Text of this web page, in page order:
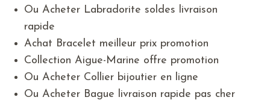
Ou Acheter Labradorite soldes livraison
rapide
Achat Bracelet meilleur prix promotion
Collection Aigue-Marine offre promotion
Ou Acheter Collier bijoutier en ligne
Ou Acheter Bague livraison rapide pas cher